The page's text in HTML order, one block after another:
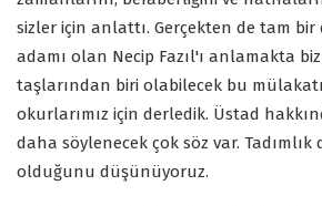
sizler için anlattı. Gerçekten de tam bir
adamı olan Necip Fazıl'ı anlamakta
taşlarından biri olabilecek bu
okurlarımız için derledik. Üstad
daha söylenecek çok söz var.
olduğunu düşünüyoruz.